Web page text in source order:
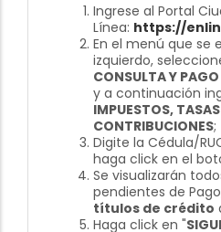
Ingrese al Portal
Línea: https://
En el menú que se
izquierdo,
CONSULTA Y
y a continuación
IMPUESTOS,
CONTRIBUCIONES;
Digite la Cédula/
haga click en el
Se visualizarán
pendientes de
títulos de crédito
Haga click en "